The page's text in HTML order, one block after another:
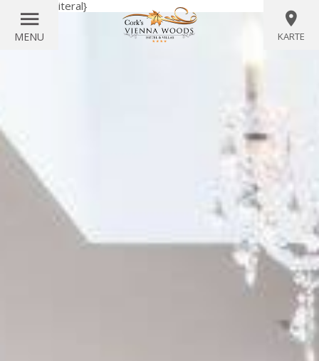
{/literal}
MENU KARTE